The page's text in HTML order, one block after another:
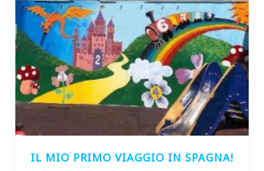
IL MIO PRIMO VIAGGIO IN SPAGNA!